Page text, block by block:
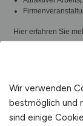
Wir verwenden
bestmöglich und
sind einige